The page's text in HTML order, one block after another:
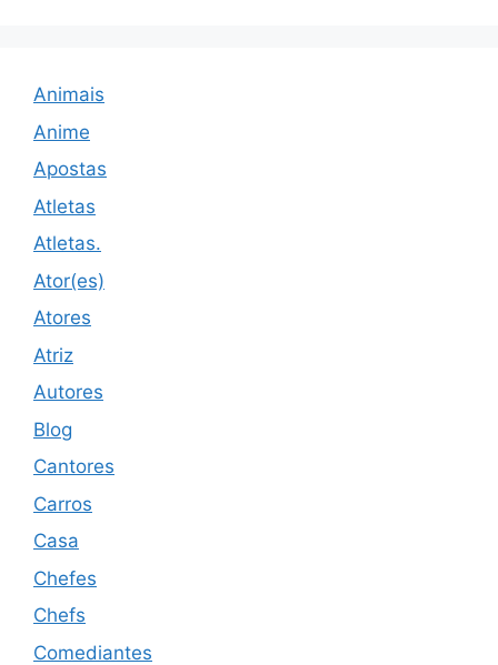
Animais
Anime
Apostas
Atletas
Atletas.
Ator(es)
Atores
Atriz
Autores
Blog
Cantores
Carros
Casa
Chefes
Chefs
Comediantes